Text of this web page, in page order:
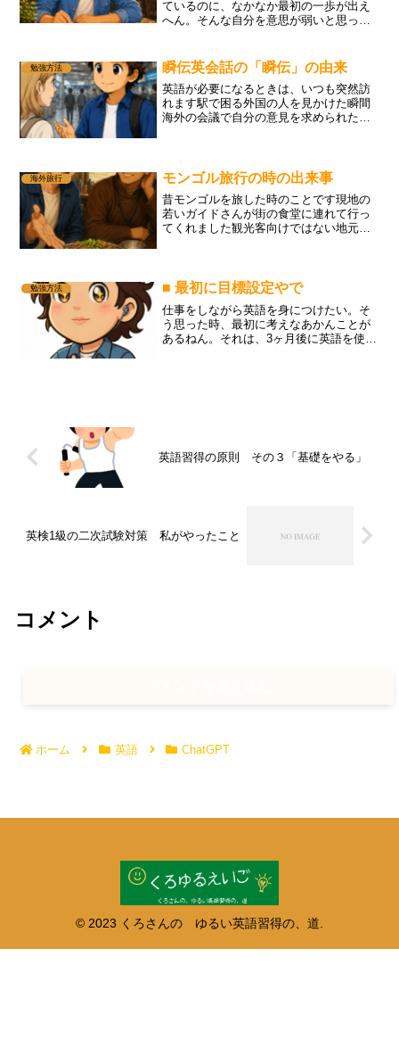
ているのに、なかなか最初の一歩が出え
へん。そんな自分を意思が弱いと思って
いいかわからへん。文法をやり直してか
ら。単語をもっと覚えてか...
勉強方法 瞬伝英会話の「瞬伝」の由来
英語が必要になるときは、いつも突然訪
れます駅で困る外国の人を見かけた瞬間
海外の会議で自分の意見を求められた瞬
しい英語だけではありま...
海外旅行 モンゴル旅行の時の出来事
昔モンゴルを旅した時のことです現地の
若いガイドさんが街の食堂に連れて行っ
てくれました観光客向けではない地元の
は素朴でしたが一口食べる...
勉強方法 ■ 最初に目標設定やで
仕事をしながら英語を身につけたい。そ
う思った時、最初に考えなあかんことが
あるねん。それは、3ヶ月後に英語を使っ
英語習得の原則 その３「基礎をやる」
英検1級の二次試験対策 私がやったこと
コメント
ホーム 英語 ChatGPT
© 2023 くろさんの ゆるい英語習得の、道.